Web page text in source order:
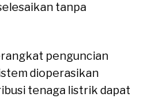
tanpa
penguncian
dioperasikan
tenaga listrik dapat